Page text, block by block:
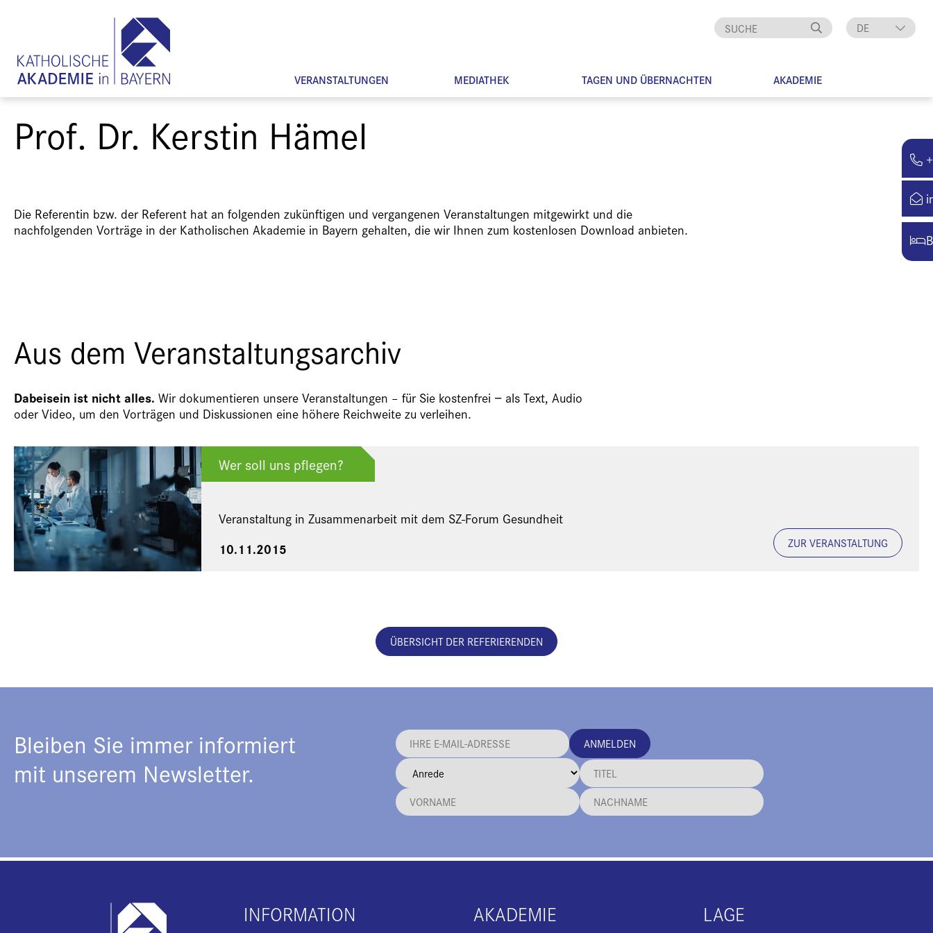
DE
VERANSTALTUNGEN MEDIATHEK TAGEN UND ÜBERNACHTEN AKADEMIE
Prof. Dr. Kerstin Hämel
Die Referentin bzw. der Referent hat an folgenden zukünftigen und vergangenen Veranstaltungen mitgewirkt und die
nachfolgenden Vorträge in der Katholischen Akademie in Bayern gehalten, die wir Ihnen zum kostenlosen Download anbieten.
Aus dem Veranstaltungsarchiv
Dabeisein ist nicht alles. Wir dokumentieren unsere Veranstaltungen – für Sie kostenfrei − als Text, Audio
oder Video, um den Vorträgen und Diskussionen eine höhere Reichweite zu verleihen.
Wer soll uns pflegen?
Veranstaltung in Zusammenarbeit mit dem SZ-Forum Gesundheit
10.11.2015 ZUR VERANSTALTUNG
ÜBERSICHT DER REFERIERENDEN
Bleiben Sie immer informiert
mit unserem Newsletter.
ANMELDEN
INFORMATION AKADEMIE LAGE